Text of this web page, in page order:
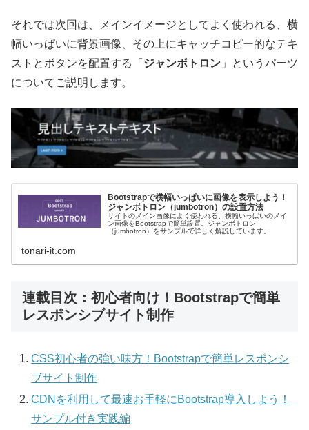
それでは次回は、メインイメージとしてよく使われる、横
幅いっぱいに背景画像、その上にキャッチコピー的なテキ
ストとボタンを配置する「 ジャンボトロン 」というパーツ
についてご説明します。
Bootstrapで横幅いっぱいに画像を表示しよう！
ジャンボトロン（jumbotron）の設置方法
サイトのメイン画像によく使われる、横幅いっぱいのメイ
ン画像をBootstrapで簡単設置。ジャンボトロン
（jumbotron）をサンプルで詳しく解説しています。
tonari-it.com
連載目次：初心者向け！Bootstrapで簡単
レスポンシブサイト制作
CSS初心者の強い味方！Bootstrapで簡単レスポンシ
ブサイト制作
CDNを利用して最速お手軽にBootstrap導入しよう！
サンプル付き実践編